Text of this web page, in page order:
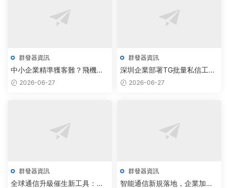
群發器資訊
中小企業精準獲客難？飛機群
發器與私信源碼免費下載給出
2026-06-27
群發器資訊
深圳企業部署TG批量私信工
具，自動化調度實現客戶轉化
2026-06-27
群發器資訊
全球通信升級催生新工具：無
群發器資訊
智能通信新規落地，企業加速